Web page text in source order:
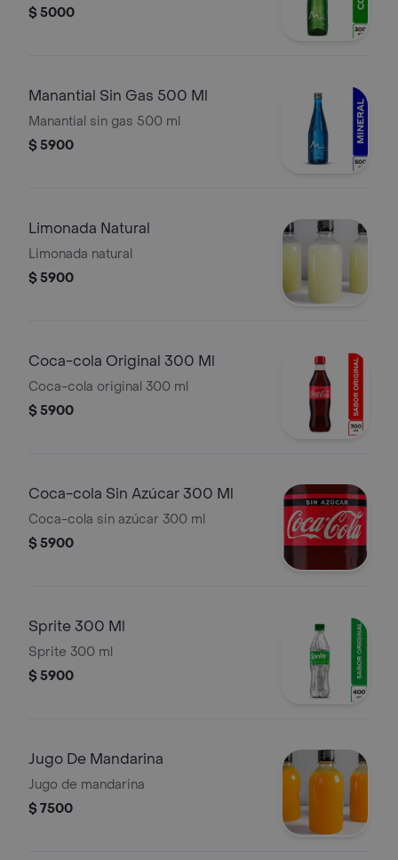
$ 5000
Manantial Sin Gas 500 Ml
Manantial sin gas 500 ml
$ 5900
Limonada Natural
Limonada natural
$ 5900
Coca-cola Original 300 Ml
Coca-cola original 300 ml
$ 5900
Coca-cola Sin Azúcar 300 Ml
Coca-cola sin azúcar 300 ml
$ 5900
Sprite 300 Ml
Sprite 300 ml
$ 5900
Jugo De Mandarina
Jugo de mandarina
$ 7500